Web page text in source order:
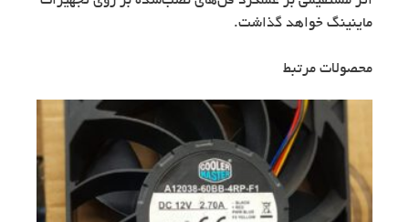
ماینینگ خواهد گذاشت.
محصولات مرتبط